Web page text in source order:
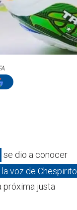
se dio a conocer
voz de Chespirito
próxima justa